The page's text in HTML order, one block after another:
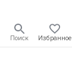
Поиск Избранное